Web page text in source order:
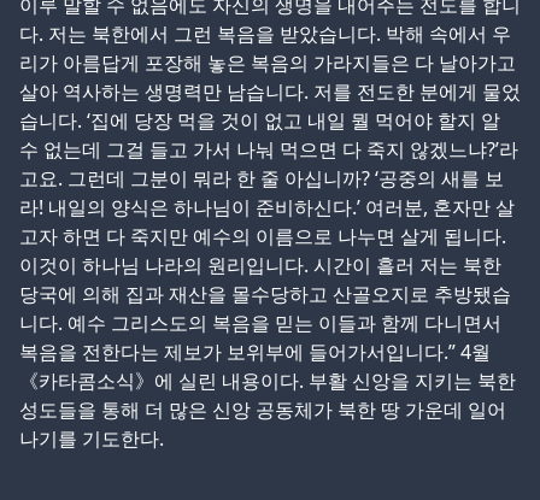
다. 저는 북한에서 그런 복음을 받았습니다. 박해 속에서 우
리가 아름답게 포장해 놓은 복음의 가라지들은 다 날아가고
살아 역사하는 생명력만 남습니다. 저를 전도한 분에게 물었
습니다. ‘집에 당장 먹을 것이 없고 내일 뭘 먹어야 할지 알
수 없는데 그걸 들고 가서 나눠 먹으면 다 죽지 않겠느냐?’라
고요. 그런데 그분이 뭐라 한 줄 아십니까? ‘공중의 새를 보
라! 내일의 양식은 하나님이 준비하신다.’ 여러분, 혼자만 살
고자 하면 다 죽지만 예수의 이름으로 나누면 살게 됩니다.
이것이 하나님 나라의 원리입니다. 시간이 흘러 저는 북한
당국에 의해 집과 재산을 몰수당하고 산골오지로 추방됐습
니다. 예수 그리스도의 복음을 믿는 이들과 함께 다니면서
복음을 전한다는 제보가 보위부에 들어가서입니다.” 4월
《카타콤소식》에 실린 내용이다. 부활 신앙을 지키는 북한
성도들을 통해 더 많은 신앙 공동체가 북한 땅 가운데 일어
나기를 기도한다.